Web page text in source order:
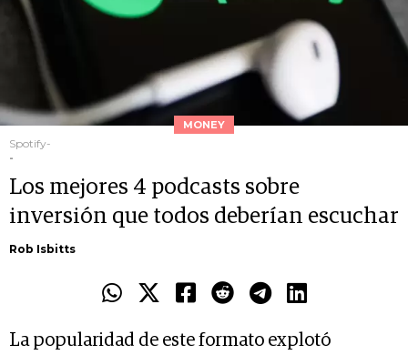
MONEY
Spotify-
-
Los mejores 4 podcasts sobre
inversión que todos deberían escuchar
Rob Isbitts
La popularidad de este formato explotó